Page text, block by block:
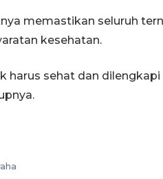
memastikan seluruh
kesehatan.
harus sehat dan